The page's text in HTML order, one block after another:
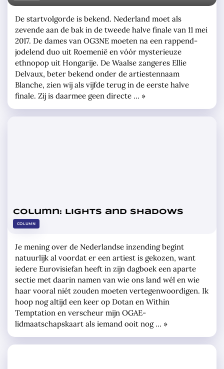
De startvolgorde is bekend. Nederland moet als
zevende aan de bak in de tweede halve finale van 11 mei
2017. De dames van OG3NE moeten na een rappend-
jodelend duo uit Roemenië en vóór mysterieuze
ethnopop uit Hongarije. De Waalse zangeres Ellie
Delvaux, beter bekend onder de artiestennaam
Blanche, zien wij als vijfde terug in de eerste halve
finale. Zij is daarmee geen directe … »
Column: Lights and shadows
COLUMN
Je mening over de Nederlandse inzending begint
natuurlijk al voordat er een artiest is gekozen, want
iedere Eurovisiefan heeft in zijn dagboek een aparte
sectie met daarin namen van wie ons land wél en wie
haar vooral niét zouden moeten vertegenwoordigen. Ik
hoop nog altijd een keer op Dotan en Within
Temptation en verscheur mijn OGAE-
lidmaatschapskaart als iemand ooit nog … »